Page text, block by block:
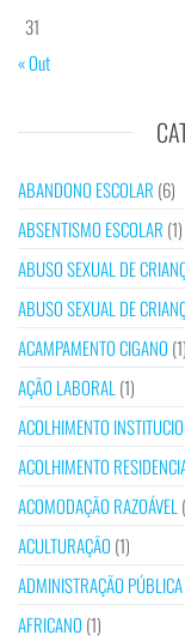
31
« Out
ABANDONO ESCOLAR (6)
ABSENTISMO ESCOLAR (1)
ABUSO SEXUAL DE
ABUSO SEXUAL DE
ACAMPAMENTO CIGANO (1)
AÇÃO LABORAL(1)
ACOLHIMENTO
ACOLHIMENTO
ACOMODAÇÃO RAZOÁVEL
ACULTURAÇÃO (1)
ADMINISTRAÇÃO
AFRICANO (1)